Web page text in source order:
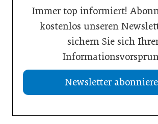
Immer top informiert!
kostenlos unseren
sichern Sie sich
Newsletter